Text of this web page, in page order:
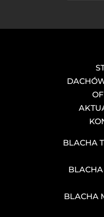
BLACHA
BLACHA